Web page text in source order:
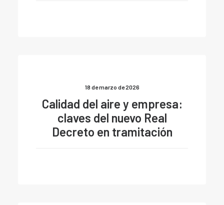
18 de marzo de 2026
Calidad del aire y empresa:
claves del nuevo Real
Decreto en tramitación